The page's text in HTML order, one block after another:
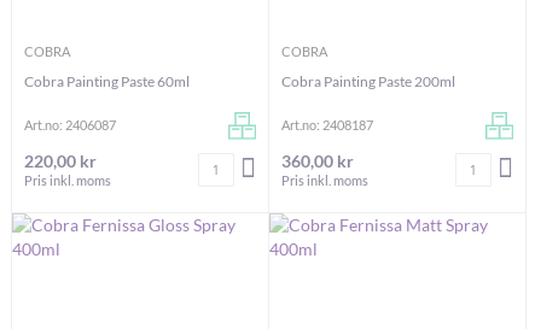
COBRA
Cobra Painting Paste 60ml
Art.no: 2406087
220,00 kr
Pris inkl. moms
Antal LÄGG I VARUKORGEN
COBRA
Cobra Painting Paste 200ml
Art.no: 2408187
360,00 kr
Pris inkl. moms
Antal